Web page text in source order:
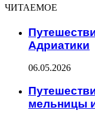
ЧИТАЕМОЕ
Адриатики
06.05.2026
мельницы